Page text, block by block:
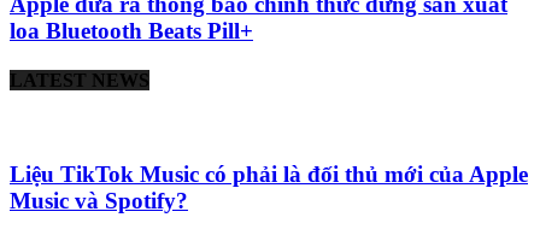
loa Bluetooth Beats Pill+
LATEST NEWS
Liệu TikTok Music có phải là đối thủ mới của Apple
Music và Spotify?